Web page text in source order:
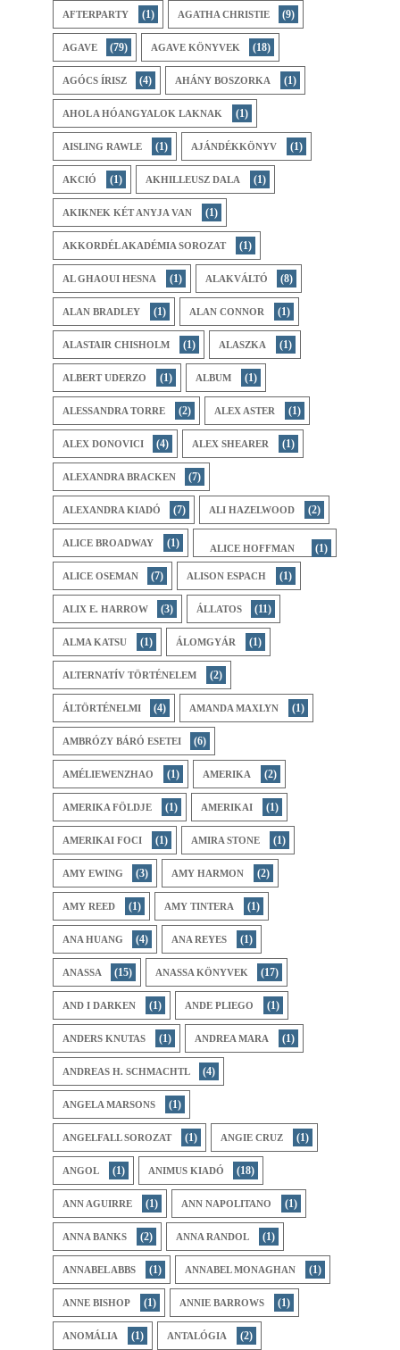
AFTERPARTY (1) AGATHA CHRISTIE (9)
AGAVE (79) AGAVE KÖNYVEK (18)
AGÓCS ÍRISZ (4) AHÁNY BOSZORKA (1)
AHOL A HÓANGYALOK LAKNAK (1)
AISLING RAWLE (1) AJÁNDÉKKÖNYV (1)
AKCIÓ (1) AKHILLEUSZ DALA (1)
AKIKNEK KÉT ANYJA VAN (1)
AKKORDÉL AKADÉMIA SOROZAT (1)
AL GHAOUI HESNA (1) ALAKVÁLTÓ (8)
ALAN BRADLEY (1) ALAN CONNOR (1)
ALASTAIR CHISHOLM (1) ALASZKA (1)
ALBERT UDERZO (1) ALBUM (1)
ALESSANDRA TORRE (2) ALEX ASTER (1)
ALEX DONOVICI (4) ALEX SHEARER (1)
ALEXANDRA BRACKEN (7)
ALEXANDRA KIADÓ (7) ALI HAZELWOOD (2)
ALICE BROADWAY (1) ALICE HOFFMAN (1)
ALICE OSEMAN (7) ALISON ESPACH (1)
ALIX E. HARROW (3) ÁLLATOS (11)
ALMA KATSU (1) ÁLOMGYÁR (1)
ALTERNATÍV TÖRTÉNELEM (2)
ÁLTÖRTÉNELMI (4) AMANDA MAXLYN (1)
AMBRÓZY BÁRÓ ESETEI (6)
AMÉLIEWENZHAO (1) AMERIKA (2)
AMERIKA FÖLDJE (1) AMERIKAI (1)
AMERIKAI FOCI (1) AMIRA STONE (1)
AMY EWING (3) AMY HARMON (2)
AMY REED (1) AMY TINTERA (1)
ANA HUANG (4) ANA REYES (1)
ANASSA (15) ANASSA KÖNYVEK (17)
AND I DARKEN (1) ANDE PLIEGO (1)
ANDERS KNUTAS (1) ANDREA MARA (1)
ANDREAS H. SCHMACHTL (4)
ANGELA MARSONS (1)
ANGELFALL SOROZAT (1) ANGIE CRUZ (1)
ANGOL (1) ANIMUS KIADÓ (18)
ANN AGUIRRE (1) ANN NAPOLITANO (1)
ANNA BANKS (2) ANNA RANDOL (1)
ANNABEL ABBS (1) ANNABEL MONAGHAN (1)
ANNE BISHOP (1) ANNIE BARROWS (1)
ANOMÁLIA (1) ANTALÓGIA (2)